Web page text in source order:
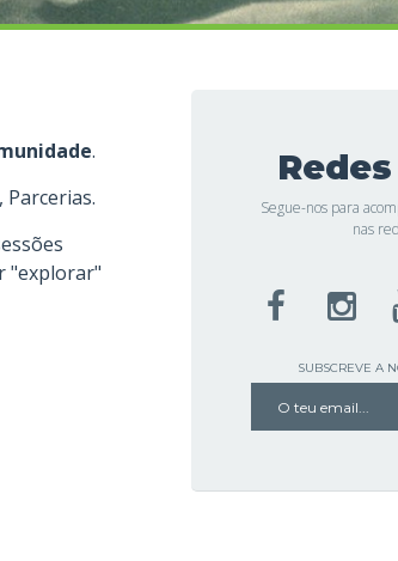
.
"explorar"
Segue-nos para
nas
SUBSCREVE A